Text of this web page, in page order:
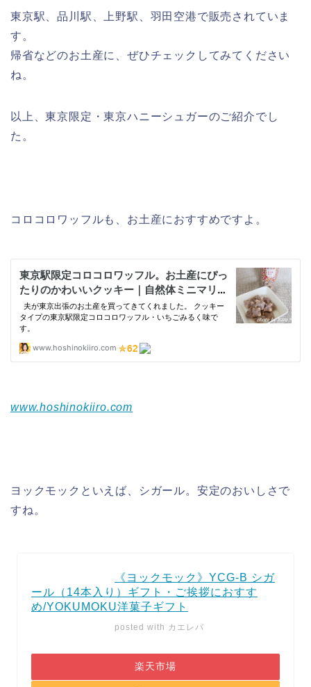
東京駅、品川駅、上野駅、羽田空港で販売されていま
す。
帰省などのお土産に、ぜひチェックしてみてください
ね。
以上、東京限定・東京ハニーシュガーのご紹介でし
た。
コロコロワッフルも、お土産におすすめですよ。
www.hoshinokiiro.com
ヨックモックといえば、シガール。安定のおいしさで
すね。
《ヨックモック》YCG-B シガ
ール（14本入り）ギフト・ご挨拶におすす
め/YOKUMOKU洋菓子ギフト
posted with カエレバ
楽天市場